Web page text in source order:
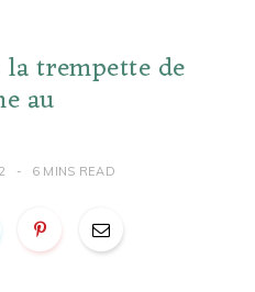
la trempette de
au
6 MINS READ